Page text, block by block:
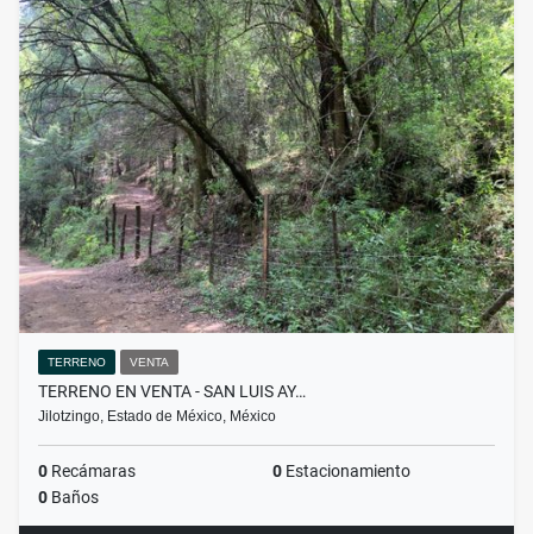
TERRENO VENTA
TERRENO EN VENTA - SAN LUIS AY…
Jilotzingo, Estado de México, México
0 Recámaras 0 Estacionamiento
0 Baños